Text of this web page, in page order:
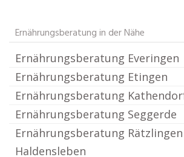
Ernährungsberatung in der Nähe
Ernährungsberatung Everingen
Ernährungsberatung Etingen
Ernährungsberatung
Ernährungsberatung Seggerde
Ernährungsberatung
Haldensleben